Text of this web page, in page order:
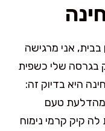
אני מרגישה
בגרסה שלי כשפית
היא בדיוק זה:
מהדלעת טעם
קיק קרמי נימוח